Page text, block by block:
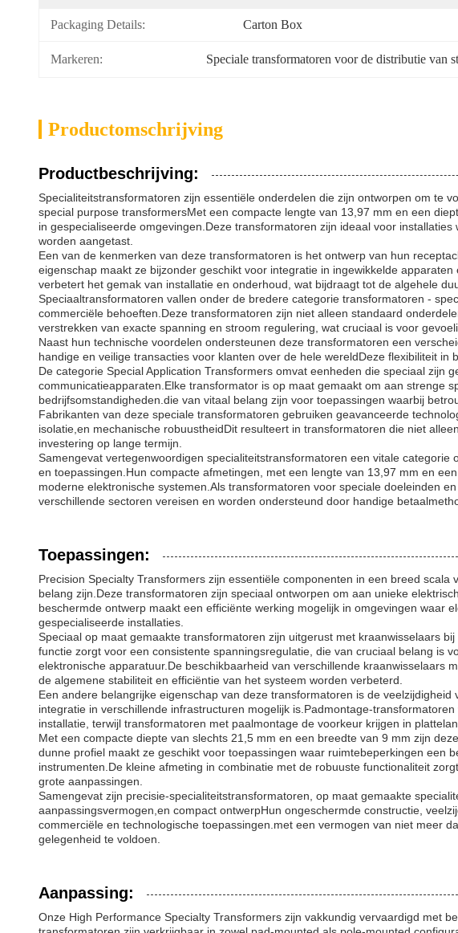
Packaging Details: Carton Box
Markeren: Speciale transformatoren voor de distributie van
Productomschrijving
Productbeschrijving:
Specialiteitstransformatoren zijn essentiële onderdelen die zijn ontworpen om te
special purpose transformersMet een compacte lengte van 13,97 mm en een
in gespecialiseerde omgevingen.Deze transformatoren zijn ideaal voor
worden aangetast.
Een van de kenmerken van deze transformatoren is het ontwerp van hun
eigenschap maakt ze bijzonder geschikt voor integratie in ingewikkelde
verbetert het gemak van installatie en onderhoud, wat bijdraagt tot de algehele
Speciaaltransformatoren vallen onder de bredere categorie transformatoren -
commerciële behoeften.Deze transformatoren zijn niet alleen standaard
verstrekken van exacte spanning en stroom regulering, wat cruciaal is voor
Naast hun technische voordelen ondersteunen deze transformatoren een
handige en veilige transacties voor klanten over de hele wereldDeze flexibiliteit
De categorie Special Application Transformers omvat eenheden die speciaal
communicatieapparaten.Elke transformator is op maat gemaakt om aan strenge
bedrijfsomstandigheden.die van vitaal belang zijn voor toepassingen waarbij
Fabrikanten van deze speciale transformatoren gebruiken geavanceerde
isolatie,en mechanische robuustheidDit resulteert in transformatoren die niet
investering op lange termijn.
Samengevat vertegenwoordigen specialiteitstransformatoren een vitale
en toepassingen.Hun compacte afmetingen, met een lengte van 13,97 mm en
moderne elektronische systemen.Als transformatoren voor speciale doeleinden
verschillende sectoren vereisen en worden ondersteund door handige
Toepassingen:
Precision Specialty Transformers zijn essentiële componenten in een breed
belang zijn.Deze transformatoren zijn speciaal ontworpen om aan unieke
beschermde ontwerp maakt een efficiënte werking mogelijk in omgevingen waar
gespecialiseerde installaties.
Speciaal op maat gemaakte transformatoren zijn uitgerust met kraanwisselaars
functie zorgt voor een consistente spanningsregulatie, die van cruciaal belang is
elektronische apparatuur.De beschikbaarheid van verschillende
de algemene stabiliteit en efficiëntie van het systeem worden verbeterd.
Een andere belangrijke eigenschap van deze transformatoren is de
integratie in verschillende infrastructuren mogelijk is.Padmontage-
installatie, terwijl transformatoren met paalmontage de voorkeur krijgen in
Met een compacte diepte van slechts 21,5 mm en een breedte van 9 mm zijn
dunne profiel maakt ze geschikt voor toepassingen waar ruimtebeperkingen een
instrumenten.De kleine afmeting in combinatie met de robuuste functionaliteit
grote aanpassingen.
Samengevat zijn precisie-specialiteitstransformatoren, op maat gemaakte
aanpassingsvermogen,en compact ontwerpHun ongeschermde constructie,
commerciële en technologische toepassingen.met een vermogen van niet meer
gelegenheid te voldoen.
Aanpassing:
Onze High Performance Specialty Transformers zijn vakkundig vervaardigd met